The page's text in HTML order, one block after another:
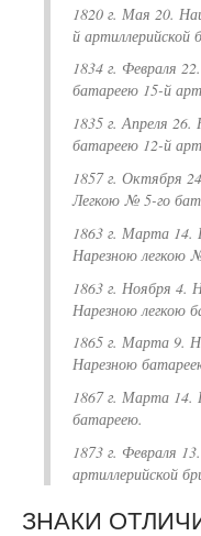
1820 г. Мая 20.
й артиллерийской
1834 г. Февраля
батареею 15-й
1835 г. Апреля
батареею 12-й
1857 г. Октября
Легкою № 5-го
1863 г. Марта 14.
Нарезною легкою
1863 г. Ноября 4.
Нарезною легкою
1865 г. Марта 9.
Нарезною
1867 г. Марта 14.
батареею.
1873 г. Февраля
артиллерийской
ЗНАКИ